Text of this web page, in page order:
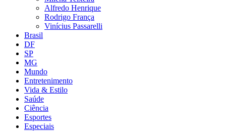
Alfredo Henrique
Rodrigo França
Vinícius Passarelli
Brasil
DF
SP
MG
Mundo
Entretenimento
Vida & Estilo
Saúde
Ciência
Esportes
Especiais